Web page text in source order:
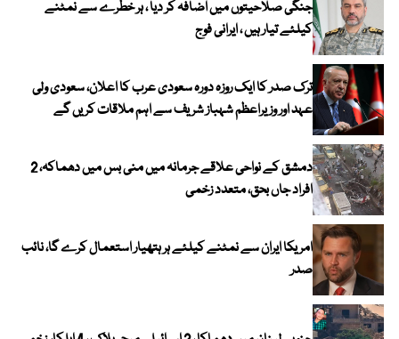
جنگی صلاحیتوں میں اضافہ کر دیا ، ہر خطرے سے نمٹنے
کیلئے تیار ہیں ، ایرانی فوج
ترک صدر کا ایک روزہ دورہ سعودی عرب کا اعلان، سعودی ولی
عہد اور وزیراعظم شہباز شریف سے اہم ملاقات کریں گے
دمشق کے نواحی علاقے جرمانہ میں منی بس میں دھماکہ، 2
افراد جاں بحق، متعدد زخمی
امریکا ایران سے نمٹنے کیلئے ہر ہتھیار استعمال کرے گا، نائب
صدر